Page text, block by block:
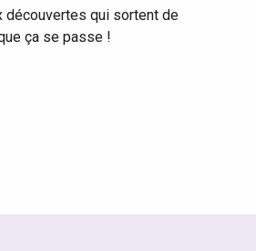
découvertes qui sortent de
ça se passe !